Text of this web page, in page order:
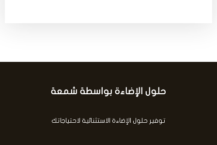
حلول الإضاءة بواسطة شمعة
توفير حلول الإضاءة الاستثنائية لاحتياجاتك